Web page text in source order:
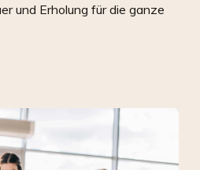
und Erholung für die ganze